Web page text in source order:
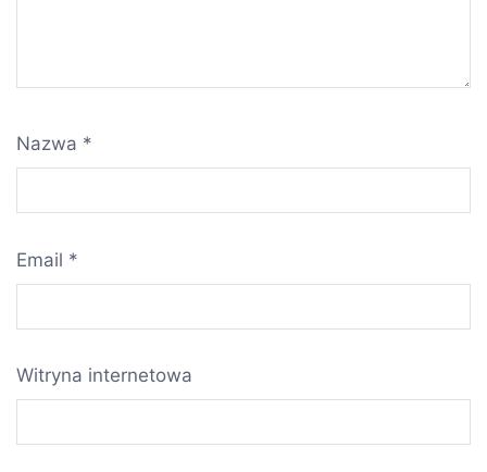
Nazwa *
Email *
Witryna internetowa